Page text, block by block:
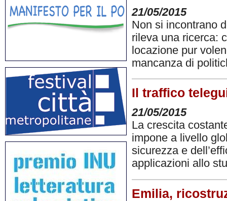
21/05/2015
Non si incontrano
rileva una ricerca:
locazione pur
mancanza di
Il traffico
21/05/2015
La crescita
impone a livello
sicurezza e
applicazioni allo
Emilia,